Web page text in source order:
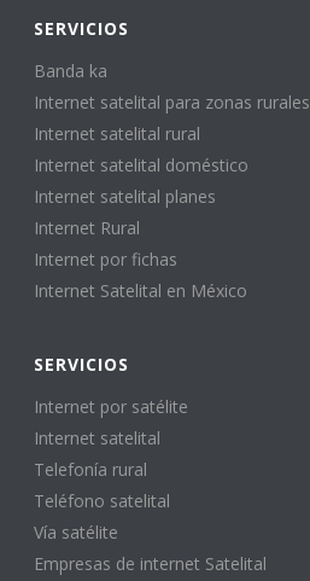
SERVICIOS
Banda ka
Internet satelital para zonas rurales
Internet satelital rural
Internet satelital doméstico
Internet satelital planes
Internet Rural
Internet por fichas
Internet Satelital en México
SERVICIOS
Internet por satélite
Internet satelital
Telefonía rural
Teléfono satelital
Vía satélite
Empresas de internet Satelital